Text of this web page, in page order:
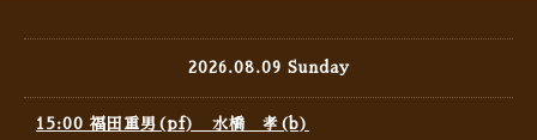
2026.08.09 Sunday
15:00 福田重男(pf) 水橋 孝(b)